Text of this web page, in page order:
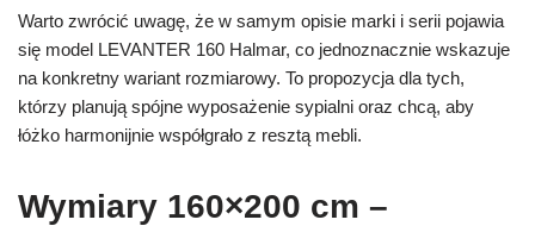
Warto zwrócić uwagę, że w samym opisie marki i serii pojawia
się model LEVANTER 160 Halmar, co jednoznacznie wskazuje
na konkretny wariant rozmiarowy. To propozycja dla tych,
którzy planują spójne wyposażenie sypialni oraz chcą, aby
łóżko harmonijnie współgrało z resztą mebli.
Wymiary 160×200 cm –